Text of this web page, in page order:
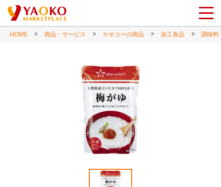
HOME 商品・サービス ヤオコーの商品 加工食品 調味料